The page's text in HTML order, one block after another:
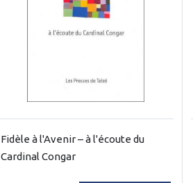
Fidèle à l'Avenir – à l'écoute du
Cardinal Congar